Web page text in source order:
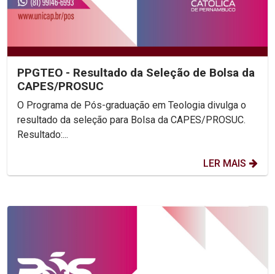
PPGTEO - Resultado da Seleção de Bolsa da
CAPES/PROSUC
O Programa de Pós-graduação em Teologia divulga o
resultado da seleção para Bolsa da CAPES/PROSUC.
Resultado:...
LER MAIS